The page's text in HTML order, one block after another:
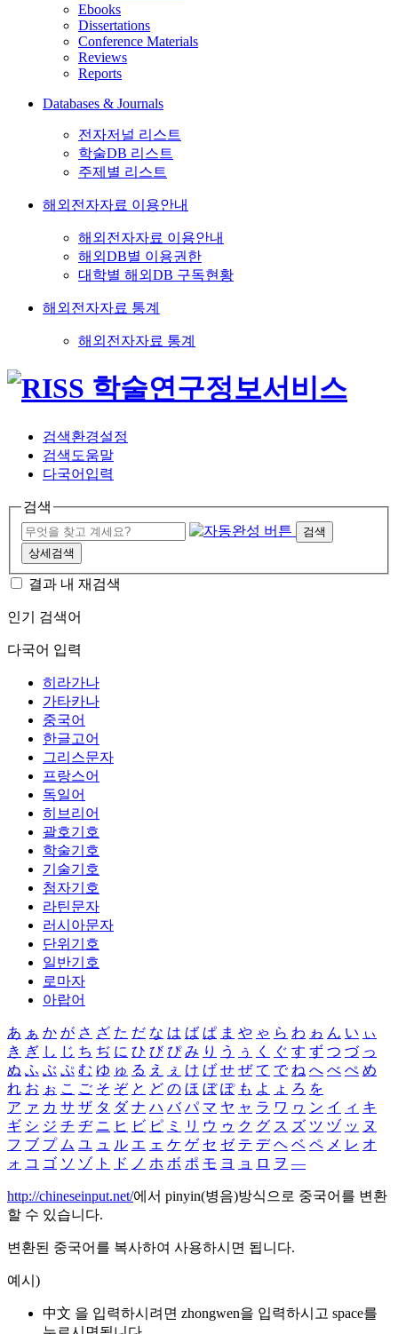
Ebooks
Dissertations
Conference Materials
Reviews
Reports
Databases & Journals
전자저널 리스트
학술DB 리스트
주제별 리스트
해외전자자료 이용안내
해외전자자료 이용안내
해외DB별 이용권한
대학별 해외DB 구독현황
해외전자자료 통계
해외전자자료 통계
검색환경설정
검색도움말
다국어입력
검색
검색
상세검색
결과 내 재검색
인기 검색어
다국어 입력
히라가나
가타카나
중국어
한글고어
그리스문자
프랑스어
독일어
히브리어
괄호기호
학술기호
기술기호
첨자기호
라틴문자
러시아문자
단위기호
일반기호
로마자
아랍어
あ ぁ か が さ ざ た だ な は ば ぱ ま や ゃ ら わ ゎ ん い ぃ
き ぎ し じ ち ぢ に ひ び ぴ み り う ぅ く ぐ す ず つ づ っ
ぬ ふ ぶ ぷ む ゆ ゅ る え ぇ け げ せ ぜ て で ね へ べ ぺ め
れ お ぉ こ ご そ ぞ と ど の ほ ぼ ぽ も よ ょ ろ を
ア ァ カ サ ザ タ ダ ナ ハ バ パ マ ヤ ャ ラ ワ ヮ ン イ ィ キ
ギ シ ジ チ ヂ ニ ヒ ビ ピ ミ リ ウ ゥ ク グ ス ズ ツ ヅ ッ ヌ
フ ブ プ ム ユ ュ ル エ ェ ケ ゲ セ ゼ テ デ ヘ ベ ペ メ レ オ
ォ コ ゴ ソ ゾ ト ド ノ ホ ボ ポ モ ヨ ョ ロ ヲ ―
http://chineseinput.net/에서 pinyin(병음)방식으로 중국어를 변환
할 수 있습니다.
변환된 중국어를 복사하여 사용하시면 됩니다.
예시)
中文 을 입력하시려면 zhongwen을 입력하시고 space를